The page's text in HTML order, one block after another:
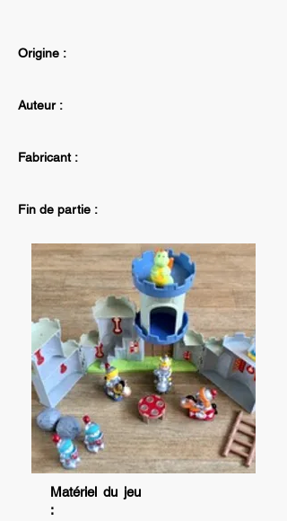
Origine :
Auteur :
Fabricant :
Fin de partie :
Matériel du jeu
: